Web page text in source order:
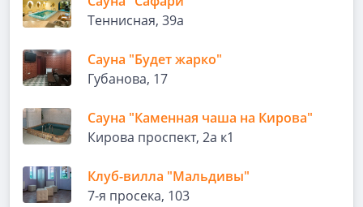
Теннисная, 39а
Сауна "Будет жарко"
Губанова, 17
Сауна "Каменная чаша на Кирова"
Кирова проспект, 2а к1
Клуб-вилла "Мальдивы"
7-я просека, 103